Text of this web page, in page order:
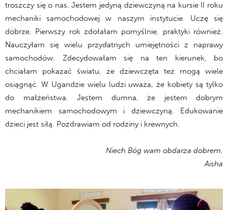
troszczy się o nas. Jestem jedyną dziewczyną na kursie II roku
mechaniki samochodowej w naszym instytucie. Uczę się
dobrze. Pierwszy rok zdołałam pomyślnie, praktyki również.
Nauczyłam się wielu przydatnych umiejętności z naprawy
samochodów. Zdecydowałam się na ten kierunek, bo
chciałam pokazać światu, że dziewczęta też mogą wiele
osiągnąć. W Ugandzie wielu ludzi uważa, że kobiety są tylko
do małżeństwa. Jestem dumna, że jestem dobrym
mechanikiem samochodowym i dziewczyną. Edukowanie
dzieci jest siłą. Pozdrawiam od rodziny i krewnych.
Niech Bóg wam obdarza dobrem,
Aisha